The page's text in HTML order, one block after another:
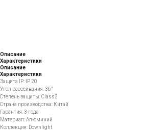
Описание
Характеристики
Описание
Характеристики
Защита IP: IP 20
Угол рассеивания: 36°
Степень защиты: Class2
Страна производства: Китай
Гарантия: 3 года
Материал: Алюминий
Коллекция: Downlight